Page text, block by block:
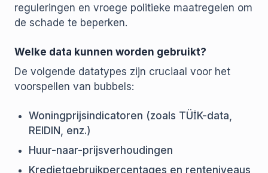
reguleringen en vroege politieke maatregelen om
de schade te beperken.
Welke data kunnen worden gebruikt?
De volgende datatypes zijn cruciaal voor het
voorspellen van bubbels:
Woningprijsindicatoren (zoals TÜİK-data,
REIDIN, enz.)
Huur-naar-prijsverhoudingen
Kredietgebruikpercentages en renteniveaus